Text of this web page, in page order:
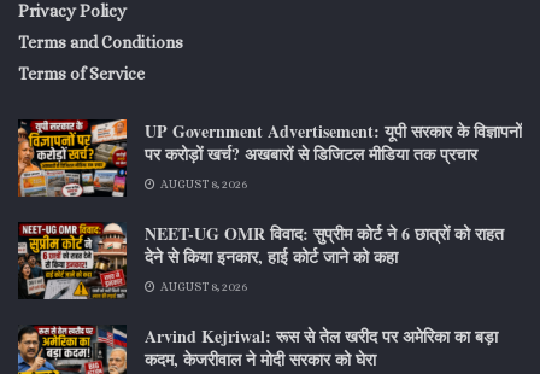
Privacy Policy
Terms and Conditions
Terms of Service
UP Government Advertisement: यूपी सरकार के विज्ञापनों
पर करोड़ों खर्च? अखबारों से डिजिटल मीडिया तक प्रचार
AUGUST 8, 2026
NEET-UG OMR विवाद: सुप्रीम कोर्ट ने 6 छात्रों को राहत
देने से किया इनकार, हाई कोर्ट जाने को कहा
AUGUST 8, 2026
Arvind Kejriwal: रूस से तेल खरीद पर अमेरिका का बड़ा
कदम, केजरीवाल ने मोदी सरकार को घेरा